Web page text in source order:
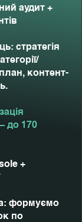
аудит +
стратегія
контент-
до 170
+
формуємо
по